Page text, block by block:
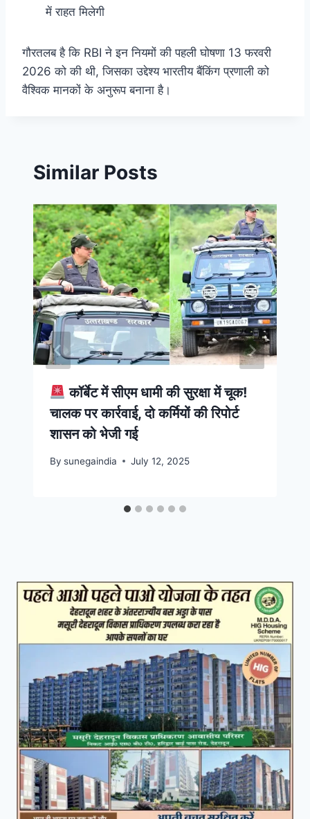
में राहत मिलेगी
गौरतलब है कि RBI ने इन नियमों की पहली घोषणा 13 फरवरी
2026 को की थी, जिसका उद्देश्य भारतीय बैंकिंग प्रणाली को
वैश्विक मानकों के अनुरूप बनाना है।
Similar Posts
कॉर्बेट में सीएम धामी की सुरक्षा में चूक!
चालक पर कार्रवाई, दो कर्मियों की रिपोर्ट
शासन को भेजी गई
By sunegaindia July 12, 2025